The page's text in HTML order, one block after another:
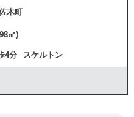
木町
㎡)
4分 スケルトン